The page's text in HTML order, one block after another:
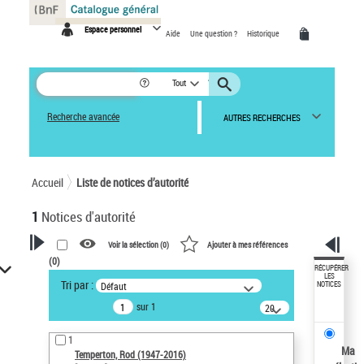
Espace personnel Aide Une question ? Historique
Tout
Recherche avancée AUTRES RECHERCHES
Accueil Liste de notices d’autorité
1 Notices d'autorité
VOTRE RECHERCHE
Recherche avancée dans les
notices d’autorité
Œuvres liées à l'auteur :
Temperton, Rod (1947-2016)
Voir la sélection (0) Ajouter à mes références
(0)
Tri par : Défaut
sur 1
20
résultats/page
1
Temperton, Rod (1947-2016)
RÉCUPÉRER
LES
NOTICES
Ma
Panneau de gestion des cookies